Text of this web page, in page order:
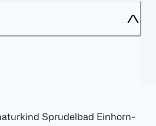
Sprudelbad Einhorn-